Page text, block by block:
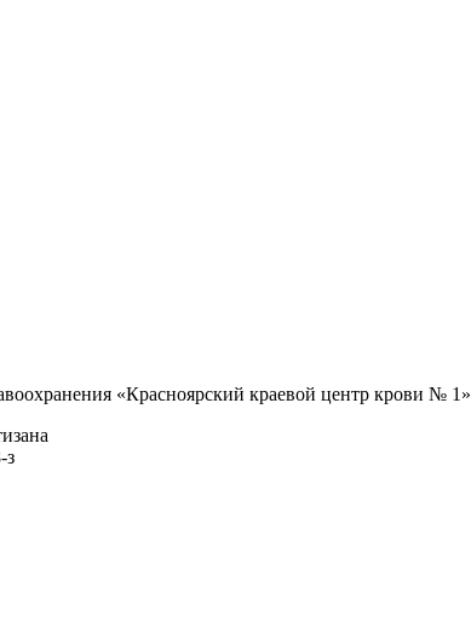
«Красноярский краевой центр крови № 1»
з